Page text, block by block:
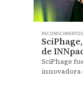
RECONOCIMIENTOS
de
SciPhage
innovadora